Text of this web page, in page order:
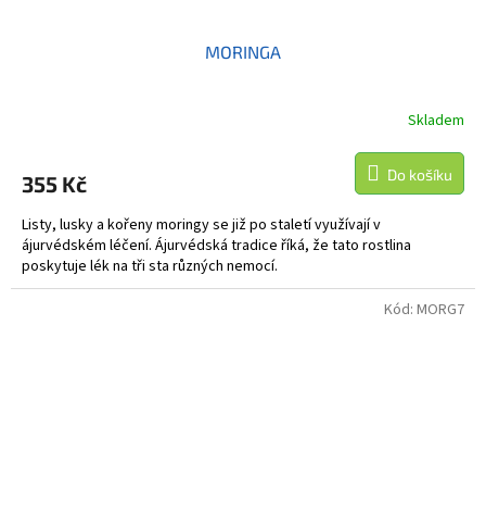
MORINGA
Skladem
355 Kč Do košíku
Listy, lusky a kořeny moringy se již po staletí využívají v
ájurvédském léčení. Ájurvédská tradice říká, že tato rostlina
poskytuje lék na tři sta různých nemocí.
Kód: MORG7